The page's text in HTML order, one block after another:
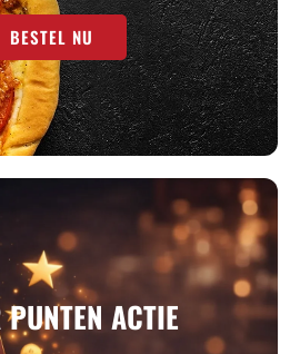
BESTEL NU
ACTIE